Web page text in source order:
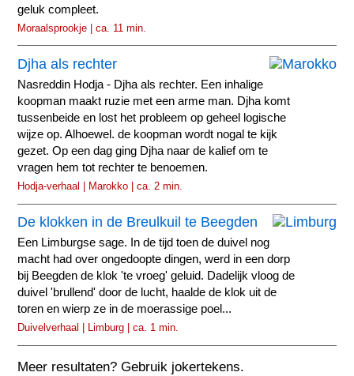
geluk compleet.
Moraalsprookje | ca. 11 min.
Djha als rechter
Nasreddin Hodja - Djha als rechter. Een inhalige
koopman maakt ruzie met een arme man. Djha komt
tussenbeide en lost het probleem op geheel logische
wijze op. Alhoewel. de koopman wordt nogal te kijk
gezet. Op een dag ging Djha naar de kalief om te
vragen hem tot rechter te benoemen.
Hodja-verhaal | Marokko | ca. 2 min.
De klokken in de Breulkuil te Beegden
Een Limburgse sage. In de tijd toen de duivel nog
macht had over ongedoopte dingen, werd in een dorp
bij Beegden de klok 'te vroeg' geluid. Dadelijk vloog de
duivel 'brullend' door de lucht, haalde de klok uit de
toren en wierp ze in de moerassige poel...
Duivelverhaal | Limburg | ca. 1 min.
Meer resultaten? Gebruik jokertekens.